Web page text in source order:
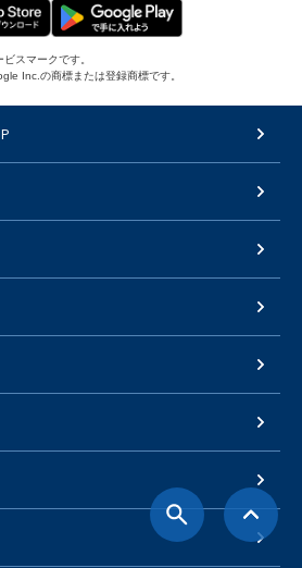
スマークです。
Inc.の商標または登録商標です。